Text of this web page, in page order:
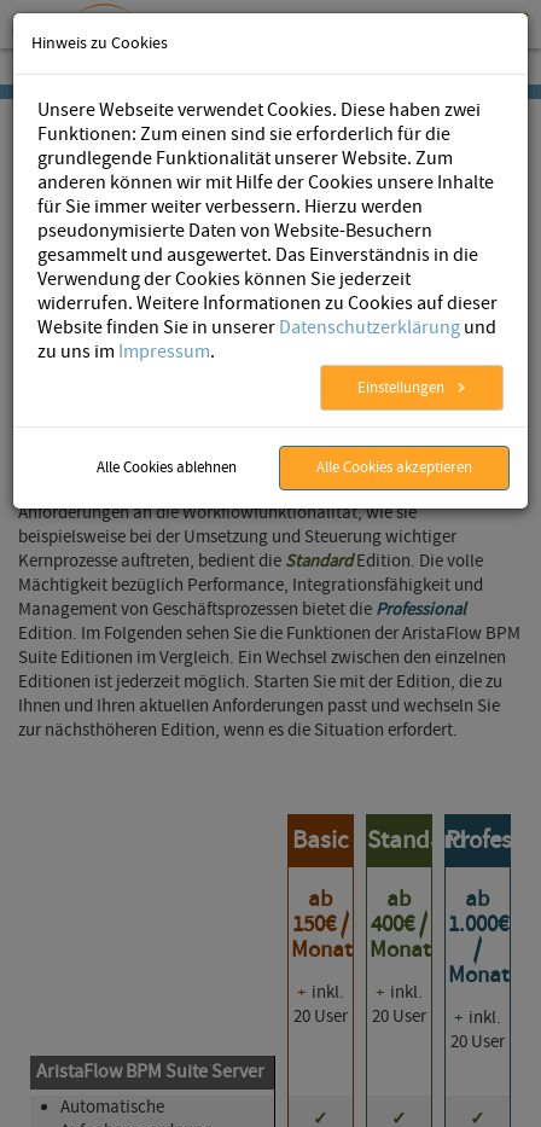
AristaFlow»BPM Software» Preise
BPM Software Features und Preise
UnsereBPM Software AristaFlow BPM Suite
, Professionalerhältlich, die sich in
Umfang und Preis voneinander unterscheiden. DieBasicEdition
richtet sich an Unternehmen die schnell und unkompliziert ihre
administrativen Workflows automatisieren wollen und die vor
allem einen einfachen Einstieg in die Welt der Workflow-
gesteuerten Prozesse suchen. Größere Vorhaben und höhere
Anforderungen an die Workflowfunktionalität, wie sie
beispielsweise bei der Umsetzung und Steuerung wichtiger
Kernprozesse auftreten, bedient die StandardEdition. Die volle
Mächtigkeit bezüglich Performance, Integrationsfähigkeit und
Management von Geschäftsprozessen bietet die Professional
Edition. Im Folgenden sehen Sie die Funktionen der AristaFlow BPM
Suite Editionen im Vergleich. Ein Wechsel zwischen den einzelnen
Editionen ist jederzeit möglich. Starten Sie mit der Edition, die zu
Ihnen und Ihren aktuellen Anforderungen passt und wechseln Sie
zur nächsthöheren Edition, wenn es die Situation erfordert.
Basic
ab
150€ /
Monat
+ inkl.
20 User
Standard
ab
400€ /
Monat
+ inkl.
20 User
ab
1.000€
/
Monat
+ inkl.
20 User
AristaFlow BPM Suite Server
Automatische
✓ ✓
✓
Hinweis zu Cookies
Unsere Webseite verwendet Cookies. Diese haben zwei
Funktionen: Zum einen sind sie erforderlich für die
grundlegende Funktionalität unserer Website. Zum
anderen können wir mit Hilfe der Cookies unsere Inhalte
für Sie immer weiter verbessern. Hierzu werden
pseudonymisierte Daten von Website-Besuchern
gesammelt und ausgewertet. Das Einverständnis in die
Verwendung der Cookies können Sie jederzeit
widerrufen. Weitere Informationen zu Cookies auf dieser
Website finden Sie in unsererDatenschutzerklärungund
zu uns im Impressum.
Einstellungen
Alle Cookies ablehnen Alle Cookies akzeptieren